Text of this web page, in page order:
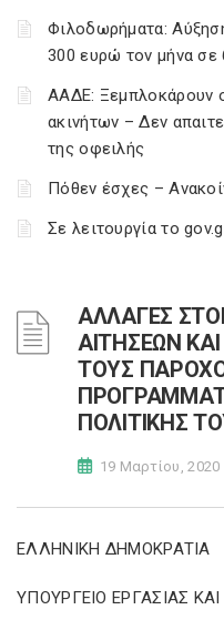
Φιλοδωρήματα:
300 ευρώ τον μήνα σε
ΑΑΔΕ: Ξεμπλοκάρουν
ακινήτων – Δεν
της οφειλής
Πόθεν έσχες –
Σε λειτουργία το
ΑΛΛΑΓΕΣ
ΑΙΤΗΣΕΩΝ
ΤΟΥΣ
ΠΟΛΙΤΙΚΗΣ
19 Μαρτίου, 2020
ΕΛΛΗΝΙΚΗ ΔΗΜΟΚΡΑΤΙΑ
ΥΠΟΥΡΓΕΙΟ ΕΡΓΑΣΙΑΣ